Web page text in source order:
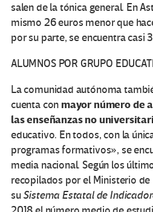
salen de la tónica general. En
mismo 26 euros menor que
por su parte, se encuentra casi
ALUMNOS POR GRUPO
La comunidad autónoma
cuenta con mayor número de
las enseñanzas no
educativo. En todos, con la
programas formativos», se
media nacional. Según los
recopilados por el Ministerio de
suSistema Estatal de